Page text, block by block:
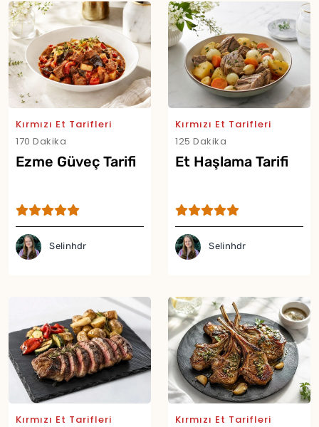
Kırmızı Et Tarifleri
170 Dakika
Ezme Güveç Tarifi
Selinhdr
Kırmızı Et Tarifleri
125 Dakika
Et Haşlama Tarifi
Selinhdr
Kırmızı Et Tarifleri
Kırmızı Et Tarifleri